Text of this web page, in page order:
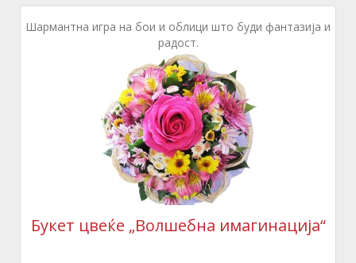
Шармантна игра на бои и облици што буди фантазија и
радост.
Букет цвеќе „Волшебна имагинација“